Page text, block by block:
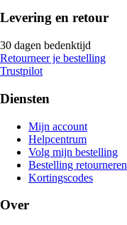
Levering en retour
30 dagen bedenktijd
Retourneer je bestelling
Trustpilot
Diensten
Mijn account
Helpcentrum
Volg mijn bestelling
Bestelling retourneren
Kortingscodes
Over